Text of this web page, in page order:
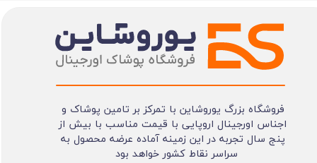
فروشگاه بزرگ یوروشاین با تمرکز بر تامین پوشاک و
اجناس اورجینال اروپایی با قیمت مناسب با بیش از
پنج سال تجربه در این زمینه آماده عرضه محصول به
سراسر نقاط کشور خواهد بود